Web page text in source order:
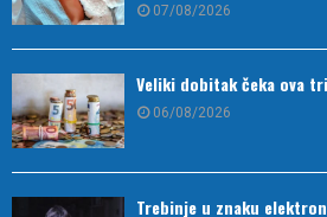
07/08/2026
Veliki dobitak čeka ova
06/08/2026
Trebinje u znaku